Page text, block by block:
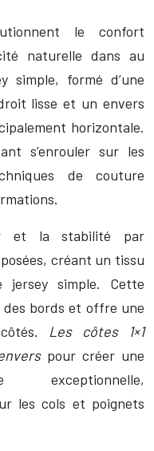
le confort
naturelle dans au
simple, formé d’une
lisse et un envers
horizontale.
s’enrouler sur les
de couture
et la stabilité par
créant un tissu
simple. Cette
des bords et offre une
Les côtes 1×1
pour créer une
exceptionnelle,
les cols et poignets